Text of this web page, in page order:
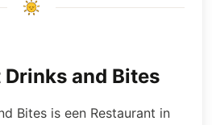
and Bites
Bites is een Restaurant in